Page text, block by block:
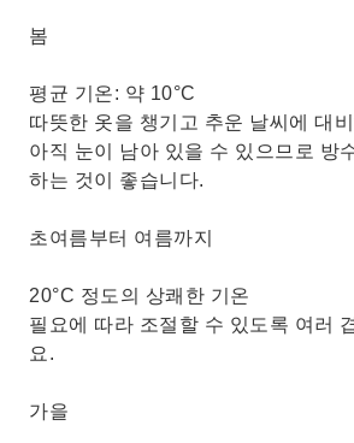
봄
평균 기온: 약 10°C
따뜻한 옷을 챙기고 추운 날씨에 대
아직 눈이 남아 있을 수 있으므로 방
하는 것이 좋습니다.
초여름부터 여름까지
20°C 정도의 상쾌한 기온
필요에 따라 조절할 수 있도록 여러
요.
가을